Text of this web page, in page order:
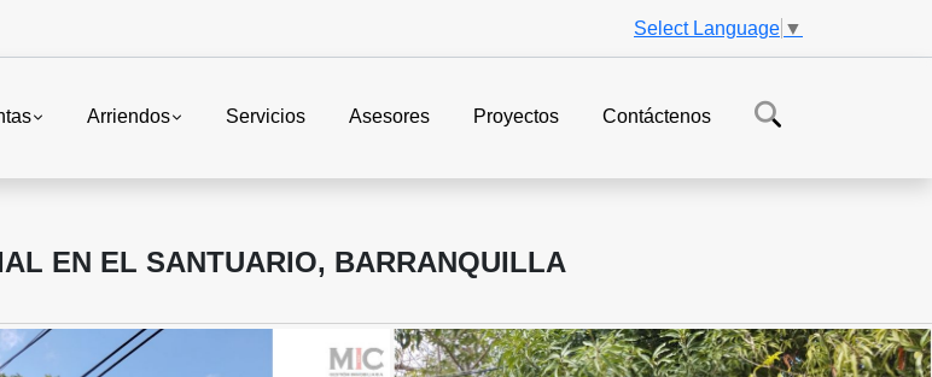
Select Language ▼
Arriendos Servicios Asesores Proyectos Contáctenos
EN EL SANTUARIO, BARRANQUILLA